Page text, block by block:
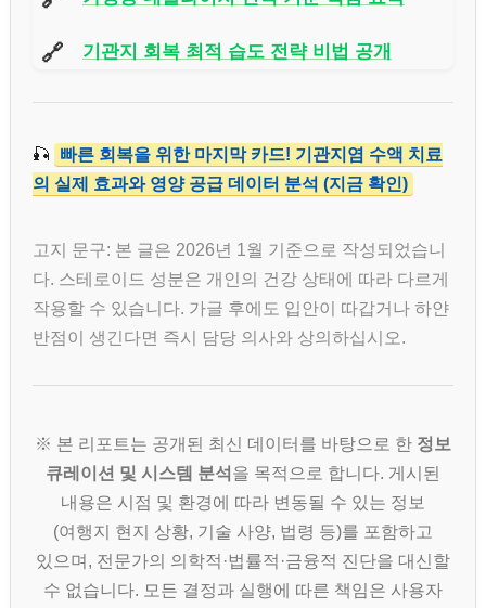
🔗 기관지 회복 최적 습도 전략 비법 공개
🎣
빠른 회복을 위한 마지막 카드! 기관지염 수액 치료
의 실제 효과와 영양 공급 데이터 분석 (지금 확인)
고지 문구: 본 글은 2026년 1월 기준으로 작성되었습니
다. 스테로이드 성분은 개인의 건강 상태에 따라 다르게
작용할 수 있습니다. 가글 후에도 입안이 따갑거나 하얀
반점이 생긴다면 즉시 담당 의사와 상의하십시오.
※ 본 리포트는 공개된 최신 데이터를 바탕으로 한 정보
큐레이션 및 시스템 분석 을 목적으로 합니다. 게시된
내용은 시점 및 환경에 따라 변동될 수 있는 정보
(여행지 현지 상황, 기술 사양, 법령 등)를 포함하고
있으며, 전문가의 의학적·법률적·금융적 진단을 대신할
수 없습니다. 모든 결정과 실행에 따른 책임은 사용자